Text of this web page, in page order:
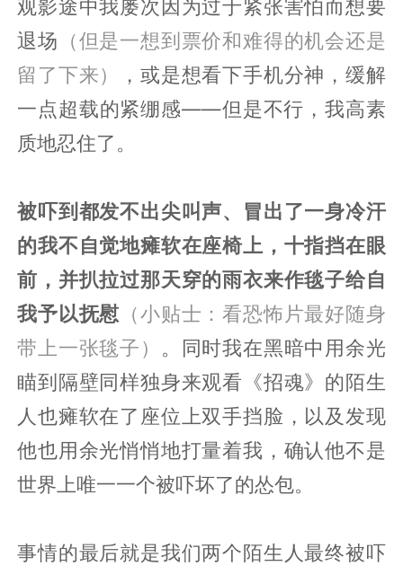
观影途中我屡次因为过于紧张害怕而想要
退场 （但是一想到票价和难得的机会还是
留了下来）
，或是想看下手机分神，缓解
一点超载的紧绷感——但是不行，我高素
质地忍住了。
被吓到都发不出尖叫声、冒出了一身冷汗
的我不自觉地瘫软在座椅上，十指挡在眼
前， 并扒拉过那天穿的雨衣来作毯子给自
我予以抚慰 （小贴士：看恐怖片最好随身
带上一张毯子） 。同时我在黑暗中用余光
瞄到隔壁同样独身来观看《招魂》的陌生
人也瘫软在了座位上双手挡脸，以及发现
他也用余光悄悄地打量着我，确认他不是
世界上唯一一个被吓坏了的怂包。
事情的最后就是我们两个陌生人最终被吓